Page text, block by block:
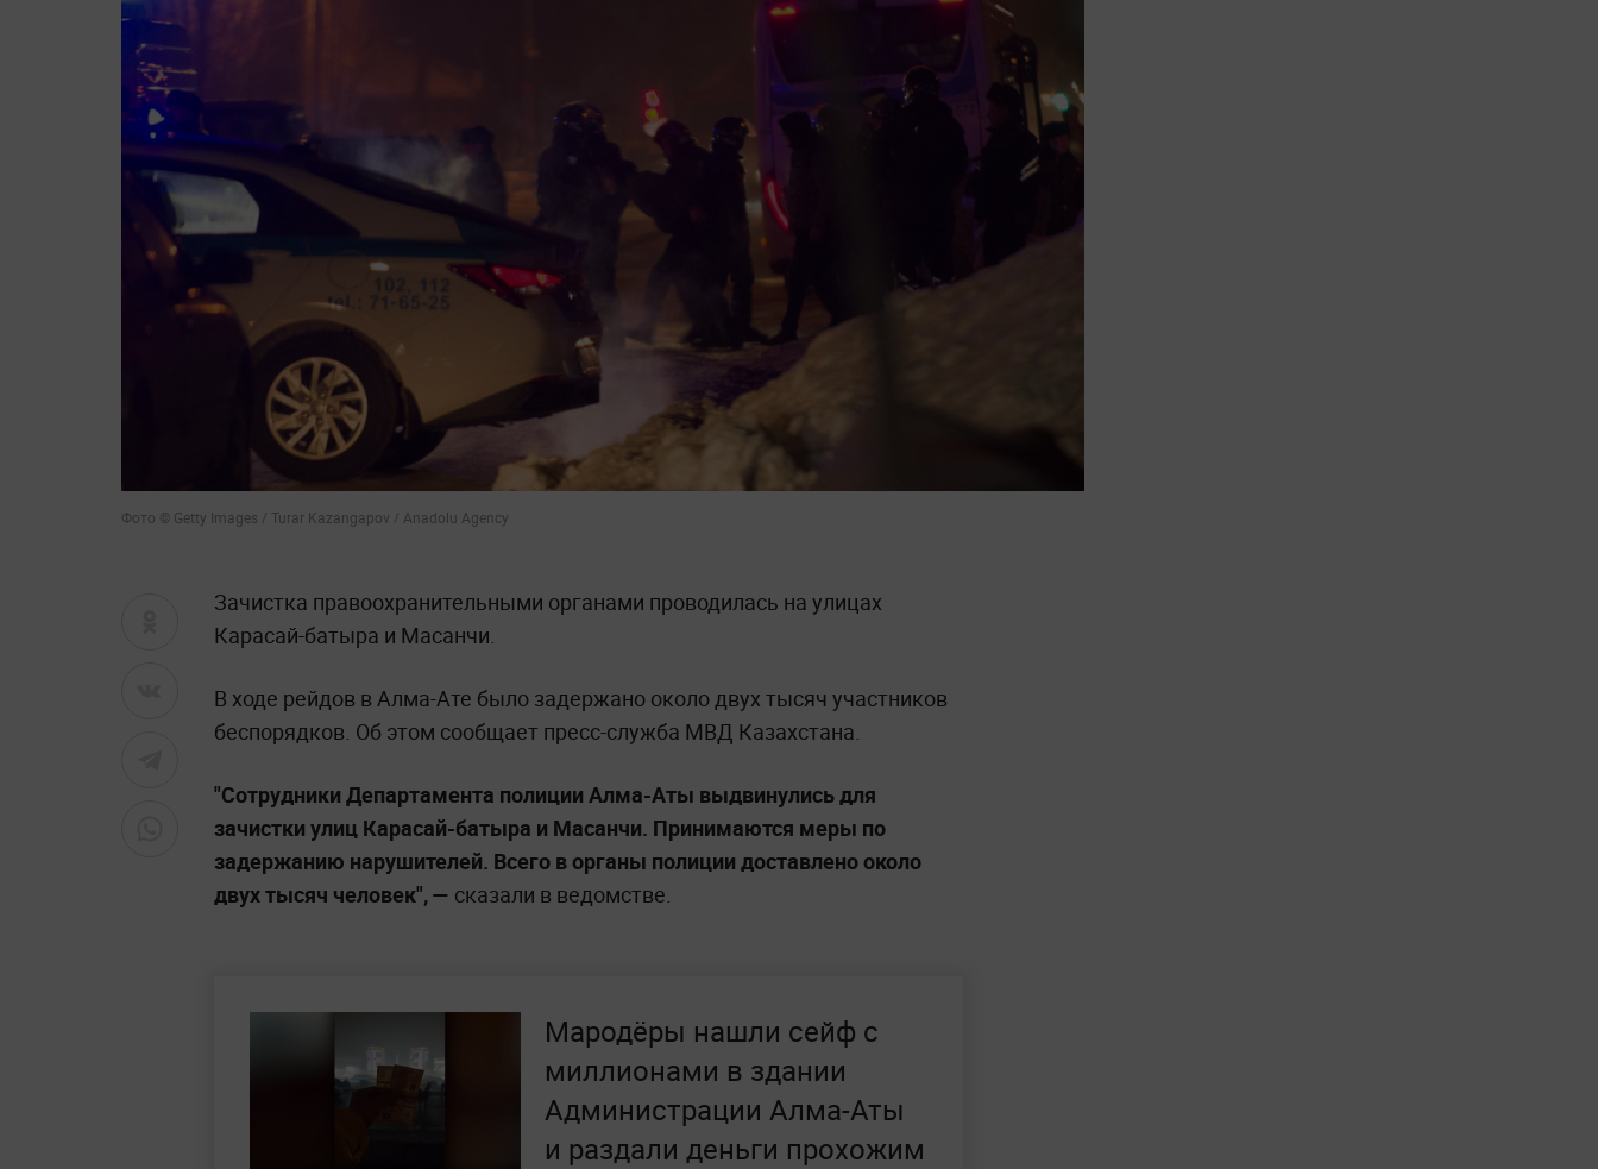
Фото © Getty Images / Turar Kazangapov / Anadolu Agency
Зачистка правоохранительными органами проводилась на улицах
Карасай-батыра и Масанчи.
В ходе рейдов в Алма-Ате было задержано около двух тысяч участников
беспорядков. Об этом сообщает пресс-служба МВД Казахстана.
"Сотрудники Департамента полиции Алма-Аты выдвинулись для
зачистки улиц Карасай-батыра и Масанчи. Принимаются меры по
задержанию нарушителей. Всего в органы полиции доставлено около
двух тысяч человек", — сказали в ведомстве.
Мародёры нашли сейф с
миллионами в здании
Администрации Алма-Аты
и раздали деньги прохожим